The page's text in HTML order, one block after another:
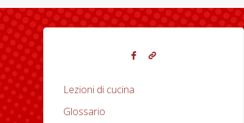
Lezioni di cucina
Glossario